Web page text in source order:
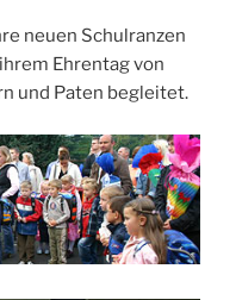
neuen Schulranzen
Ehrentag von
und Paten begleitet.